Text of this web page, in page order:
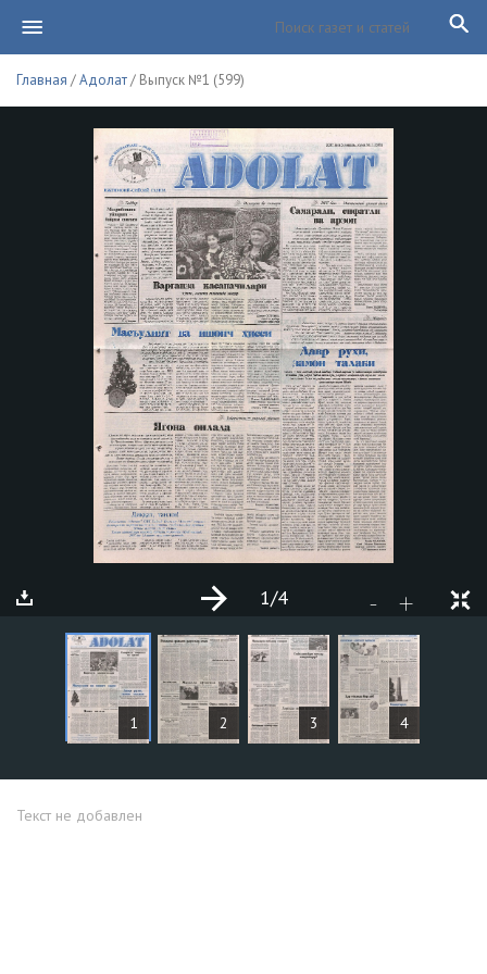
Главная /Адолат/ Выпуск №1 (599)
1 2 3 4
- +
1/4
СТАТЬИ
Текст не добавлен